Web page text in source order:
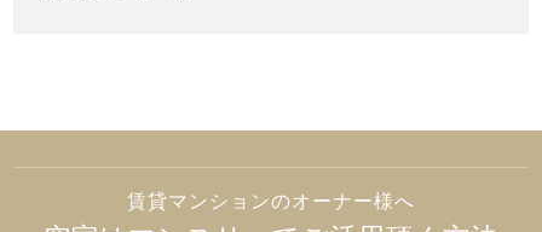
賃貸マンションのオーナー様へ